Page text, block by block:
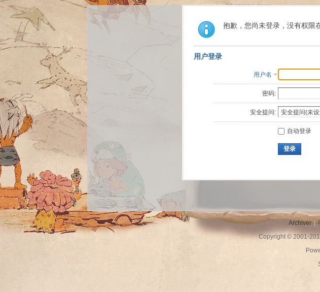
抱歉，您尚未登录，没有权限
用户登录
用户名
密码:
安全提问:
自动登录
登录
Archiver |
Copyright © 2001-